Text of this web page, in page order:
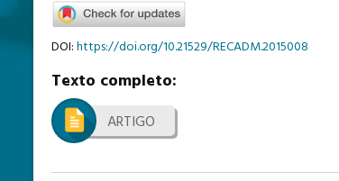
DOI:https://doi.org/10.21529/RECADM.2015008
Texto completo:
ARTIGO